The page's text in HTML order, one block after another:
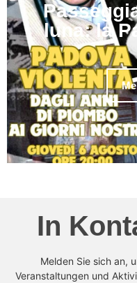
luna: la
In
Melden Sie sich an,
Veranstaltungen und